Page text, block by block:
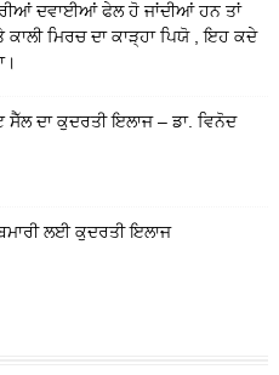
ਦਵਾਈਆਂ ਫੇਲ ਹੋ ਜਾਂਦੀਆਂ ਹਨ ਤਾਂ
ਮਿਰਚ ਦਾ ਕਾੜ੍ਹਾ ਪਿਯੋ , ਇਹ ਕਦੇ
ਦਾ ਕੁਦਰਤੀ ਇਲਾਜ – ਡਾ. ਵਿਨੋਦ
ਲਈ ਕੁਦਰਤੀ ਇਲਾਜ